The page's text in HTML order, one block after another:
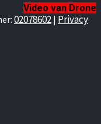
Video van Drone
02078602 | Privacy